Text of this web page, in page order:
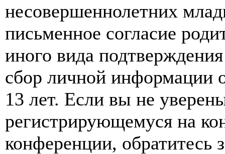
несовершеннолетних
письменное согласие
иного вида
сбор личной информации
13 лет. Если вы не
регистрирующемуся на
конференции, обратитесь